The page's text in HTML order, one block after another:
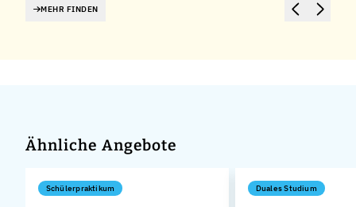
MEHR FINDEN
Ähnliche Angebote
Schülerpraktikum Duales Studium